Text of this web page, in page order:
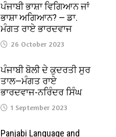
ਪੰਜਾਬੀ ਭਾਸ਼ਾ ਵਿਗਿਆਨ ਜਾਂ
ਭਾਸ਼ਾ ਅਗਿਆਨ? — ਡਾ.
ਮੰਗਤ ਰਾਏ ਭਾਰਦਵਾਜ
26 October 2023
ਪੰਜਾਬੀ ਬੋਲੀ ਦੇ ਕੁਦਰਤੀ ਸੁਰ
ਤਾਲ—ਮੰਗਤ ਰਾਏ
ਭਾਰਦਵਾਜ-ਨਰਿੰਦਰ ਸਿੰਘ
1 September 2023
Panjabi Language and